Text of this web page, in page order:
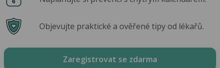
Objevujte praktické a ověřené tipy od lékařů.
Zaregistrovat se zdarma